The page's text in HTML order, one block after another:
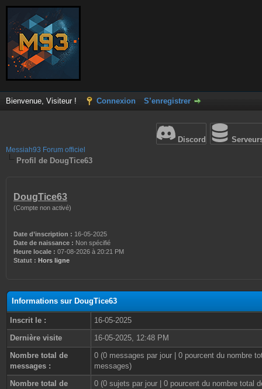
Bienvenue, Visiteur ! Connexion S’enregistrer
Discord
Messiah93 Forum officiel
Profil de DougTice63
DougTice63
(Compte non activé)
Date d’inscription : 16-05-2025
Date de naissance : Non spécifié
Heure locale : 07-08-2026 à 20:21 PM
Statut : Hors ligne
Informations sur DougTice63
Inscrit le :
16-05-2025
Dernière visite
16-05-2025, 12:48 PM
Nombre total de
messages :
0 (0 messages par jour | 0 pourcent du nombre
messages)
Nombre total de
0 (0 sujets par jour | 0 pourcent du nombre total